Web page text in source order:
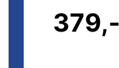
379,-